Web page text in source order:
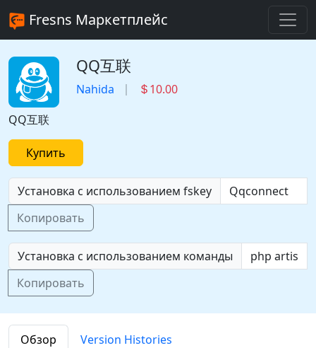
Fresns Маркетплейс
QQ互联
Nahida
10.00
QQ互联
Купить
Установка с использованием fskey
Копировать
Установка с использованием команды
Копировать
Обзор
Version Histories